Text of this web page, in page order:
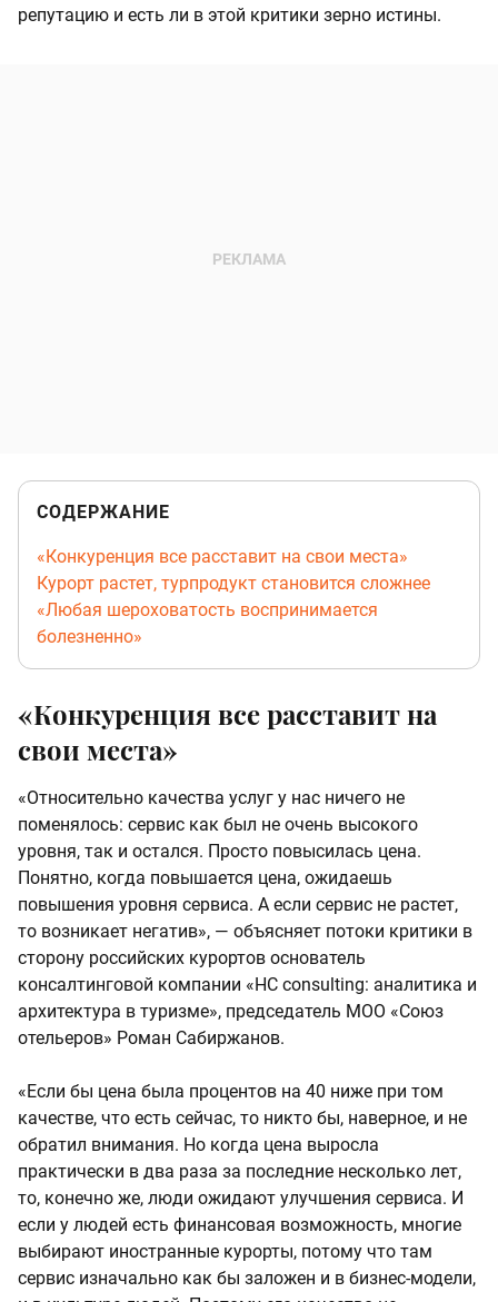
репутацию и есть ли в этой критики зерно истины.
СОДЕРЖАНИЕ
«Конкуренция все расставит на свои места»
Курорт растет, турпродукт становится сложнее
«Любая шероховатость воспринимается
болезненно»
«Конкуренция все расставит на
свои места»
«Относительно качества услуг у нас ничего не
поменялось: сервис как был не очень высокого
уровня, так и остался. Просто повысилась цена.
Понятно, когда повышается цена, ожидаешь
повышения уровня сервиса. А если сервис не растет,
то возникает негатив», — объясняет потоки критики в
сторону российских курортов основатель
консалтинговой компании «HC consulting: аналитика и
архитектура в туризме», председатель МОО «Союз
отельеров» Роман Сабиржанов.
«Если бы цена была процентов на 40 ниже при том
качестве, что есть сейчас, то никто бы, наверное, и не
обратил внимания. Но когда цена выросла
практически в два раза за последние несколько лет,
то, конечно же, люди ожидают улучшения сервиса. И
если у людей есть финансовая возможность, многие
выбирают иностранные курорты, потому что там
сервис изначально как бы заложен и в бизнес-модели,